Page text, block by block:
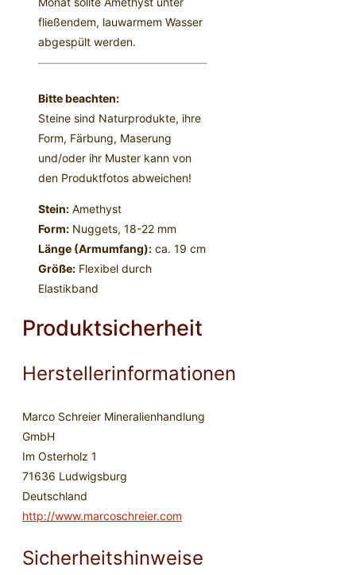
fließendem, lauwarmem Wasser
abgespült werden.
Bitte beachten:
Steine sind Naturprodukte, ihre
Form, Färbung, Maserung
und/oder ihr Muster kann von
den Produktfotos abweichen!
Stein: Amethyst
Form: Nuggets, 18-22 mm
Länge (Armumfang): ca. 19 cm
Größe: Flexibel durch
Elastikband
Produktsicherheit
Herstellerinformationen
Marco Schreier Mineralienhandlung
GmbH
Im Osterholz 1
71636 Ludwigsburg
Deutschland
http://www.marcoschreier.com
Sicherheitshinweise